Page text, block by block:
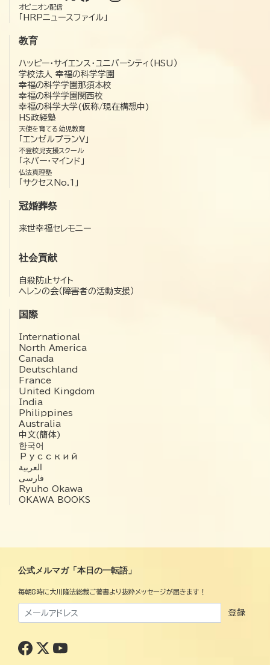
オピニオン配信
「HRPニュースファイル」
教育
ハッピー・サイエンス・ユニバーシティ（HSU）
学校法人 幸福の科学学園
幸福の科学学園那須本校
幸福の科学学園関西校
幸福の科学大学(仮称/現在構想中)
HS政経塾
天使を育てる幼児教育
「エンゼルプランV」
不登校児支援スクール
「ネバー・マインド」
仏法真理塾
「サクセスNo.1」
冠婚葬祭
来世幸福セレモニー
社会貢献
自殺防止サイト
ヘレンの会（障害者の活動支援）
国際
International
North America
Canada
Deutschland
France
United Kingdom
India
Philippines
Australia
中文(簡体)
한국어
Русский
العربية‏
فارسی
Ryuho Okawa
OKAWA BOOKS
公式メルマガ「本日の一転語」
毎朝8時に大川隆法総裁ご著書より抜粋メッセージが届きます！
登録